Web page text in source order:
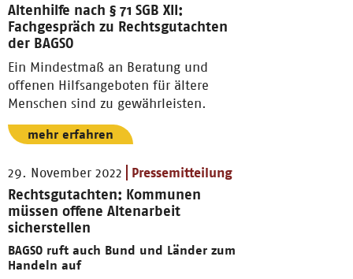
Altenhilfe nach § 71 SGB XII:
Fachgespräch zu Rechtsgutachten
der BAGSO
Ein Mindestmaß an Beratung und
offenen Hilfsangeboten für ältere
Menschen sind zu gewährleisten.
mehr erfahren
29. November 2022 Pressemitteilung
Rechtsgutachten: Kommunen
müssen offene Altenarbeit
sicherstellen
BAGSO ruft auch Bund und Länder zum
Handeln auf